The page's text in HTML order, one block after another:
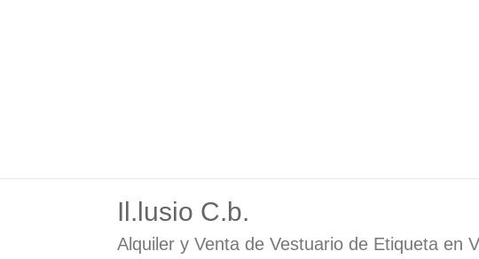
Il.lusio C.b.
Alquiler y Venta de Vestuario de Etiqueta en